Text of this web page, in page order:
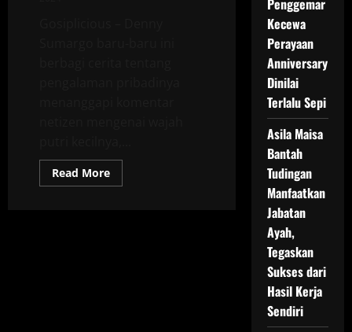
Read MoreRead
more
Penggemar
Kecewa
Perayaan
Anniversary
Dinilai
Terlalu Sepi
Asila Maisa
Bantah
Tudingan
Manfaatkan
Jabatan
Ayah,
Tegaskan
Sukses dari
Hasil Kerja
Sendiri